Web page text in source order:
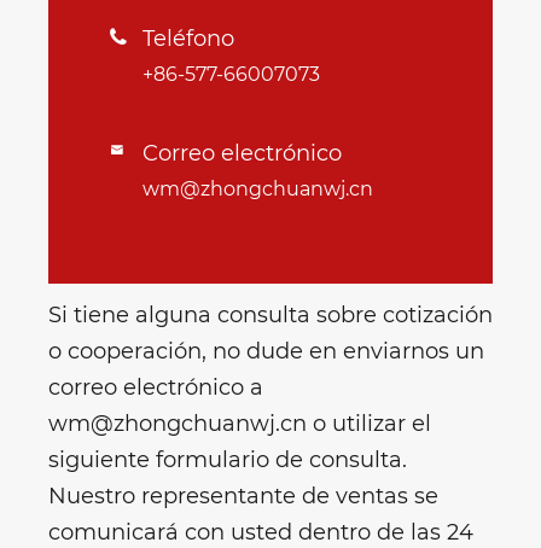
 Teléfono
+86-577-66007073
 Correo electrónico
wm@zhongchuanwj.cn
Si tiene alguna consulta sobre cotización
o cooperación, no dude en enviarnos un
correo electrónico a
wm@zhongchuanwj.cn o utilizar el
siguiente formulario de consulta.
Nuestro representante de ventas se
comunicará con usted dentro de las 24